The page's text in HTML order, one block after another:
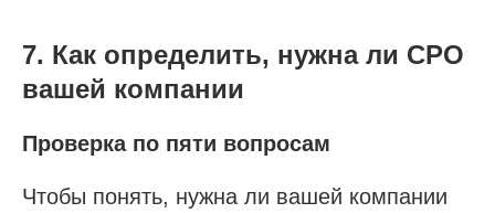
7. Как определить, нужна ли СРО
вашей компании
Проверка по пяти вопросам
Чтобы понять, нужна ли вашей компании
Получить бесплатную консультацию
ИНН 110502949715 ОГРНИП 319470400025151